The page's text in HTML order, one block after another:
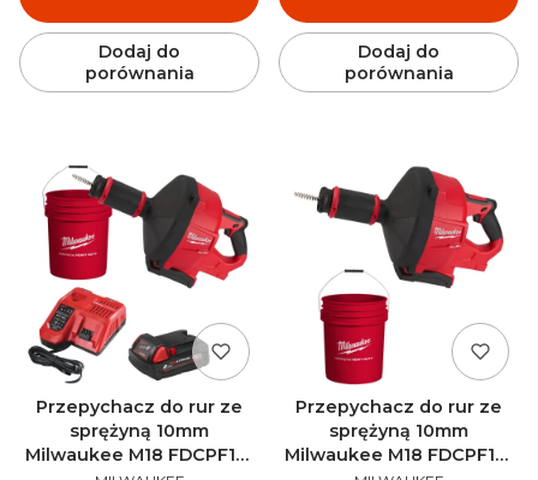
Dodaj do
porównania
Dodaj do
porównania
Przepychacz do rur ze
sprężyną 10mm
Milwaukee M18 FDCPF10-
PRODUCENT
Przepychacz do rur ze
sprężyną 10mm
Milwaukee M18 FDCPF10-
PRODUCENT